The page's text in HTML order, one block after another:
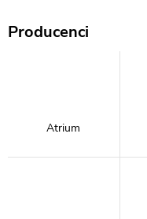
Producenci
Atrium